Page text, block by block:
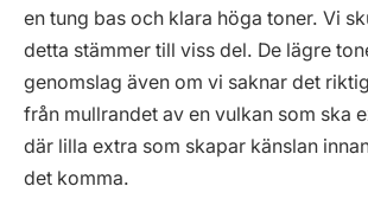
en tung bas och klara höga toner. Vi
detta stämmer till viss del. De lägre
genomslag även om vi saknar det
från mullrandet av en vulkan som ska
där lilla extra som skapar känslan
det komma.